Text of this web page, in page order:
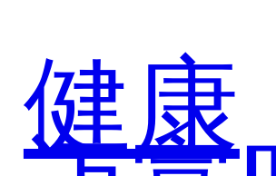
售解决
健康